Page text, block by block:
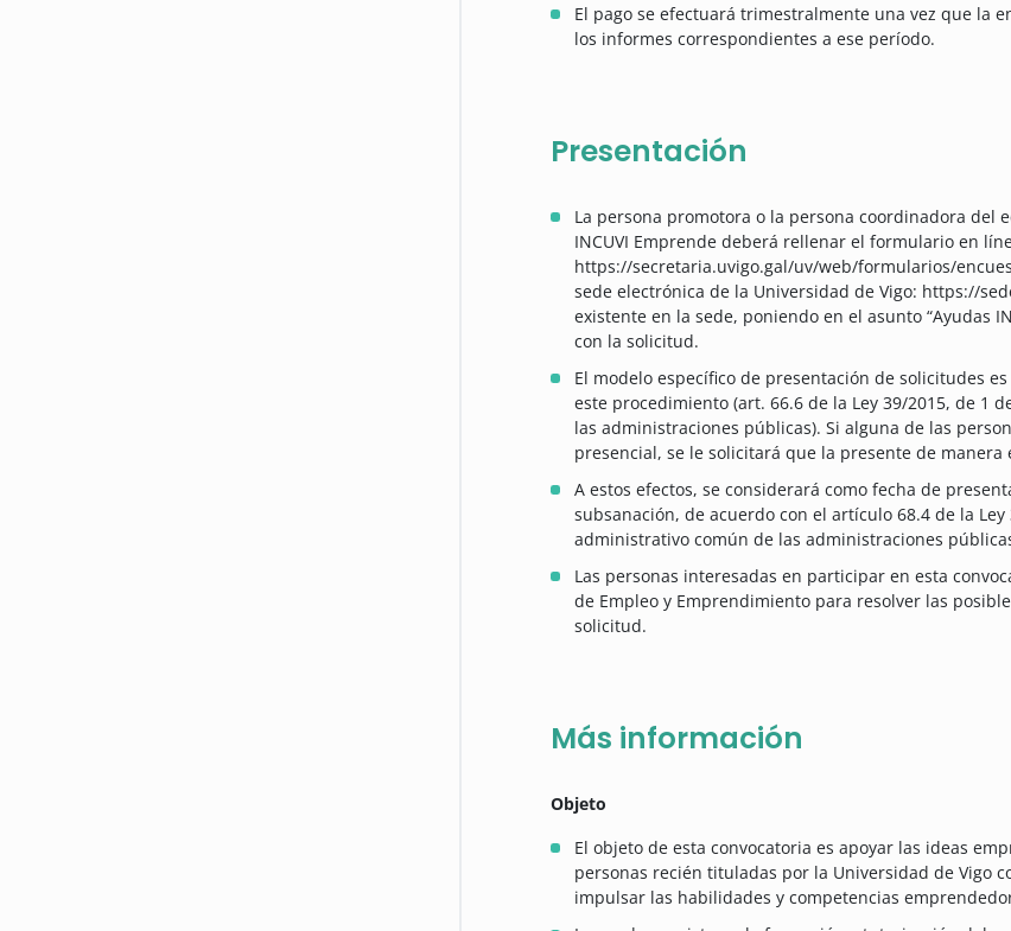
El pago se efectuará trimestralmente una vez que la
los informes correspondientes a ese período.
Presentación
La persona promotora o la persona coordinadora del
INCUVI Emprende deberá rellenar el formulario en
https://secretaria.uvigo.gal/uv/web/formularios/
sede electrónica de la Universidad de Vigo: https://
existente en la sede, poniendo en el asunto “Ayudas
con la solicitud.
El modelo específico de presentación de solicitudes
este procedimiento (art. 66.6 de la Ley 39/2015, de
las administraciones públicas). Si alguna de las
presencial, se le solicitará que la presente de manera
A estos efectos, se considerará como fecha de
subsanación, de acuerdo con el artículo 68.4 de la
administrativo común de las administraciones
Las personas interesadas en participar en esta
de Empleo y Emprendimiento para resolver las
solicitud.
Más información
Objeto
El objeto de esta convocatoria es apoyar las ideas
personas recién tituladas por la Universidad de Vigo
impulsar las habilidades y competencias